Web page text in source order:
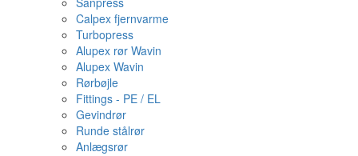
Calpex fjernvarme
Turbopress
Alupex rør Wavin
Alupex Wavin
Rørbøjle
Fittings - PE / EL
Gevindrør
Runde stålrør
Anlægsrør